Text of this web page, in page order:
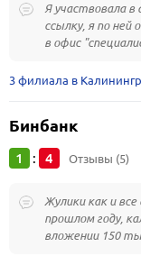
Я участвовала в
ссылку, я по ней
в офис
3 филиала в
Бинбанк
1 : 4 Отзывы (5)
Жулики как и
прошлом году,
вложении 150